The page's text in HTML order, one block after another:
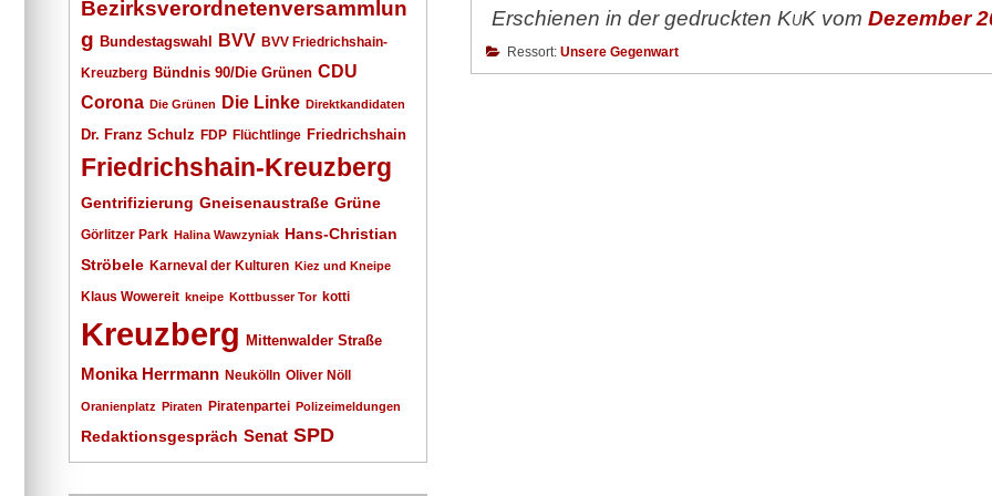
Erschienen in der gedruckten KuKvom Dezember
Ressort: Unsere Gegenwart
Bezirksverordnetenversammlun
g Bundestagswahl BVV BVV Friedrichshain-
Kreuzberg Bündnis 90/Die Grünen CDU
Corona Die Grünen Die Linke Direktkandidaten
Dr. Franz Schulz FDP Flüchtlinge Friedrichshain
Friedrichshain-Kreuzberg
Gentrifizierung Gneisenaustraße Grüne
Görlitzer Park Halina Wawzyniak Hans-Christian
Ströbele Karneval der Kulturen Kiez und Kneipe
Klaus Wowereit kneipe Kottbusser Tor kotti
Kreuzberg Mittenwalder Straße
Monika Herrmann Neukölln Oliver Nöll
Oranienplatz Piraten Piratenpartei Polizeimeldungen
Redaktionsgespräch Senat SPD